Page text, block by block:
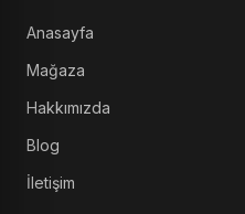
Anasayfa
Mağaza
Hakkımızda
Blog
İletişim